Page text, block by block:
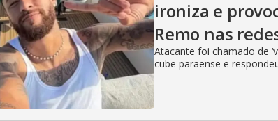
ironiza e
Remo nas
Atacante foi chamado de
cube paraense e